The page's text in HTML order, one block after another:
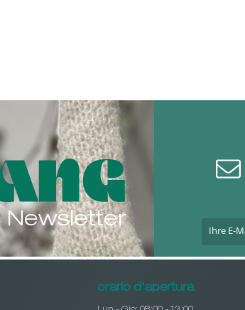
Newsletter
orario d'apertura